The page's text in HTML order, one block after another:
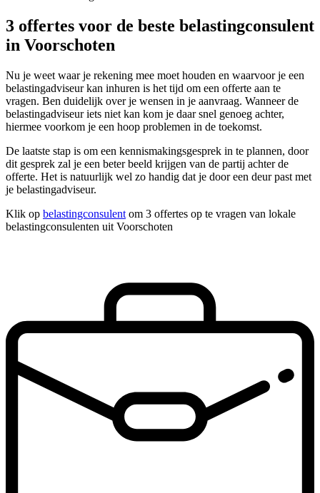
3 offertes voor de beste belastingconsulent
in Voorschoten
Nu je weet waar je rekening mee moet houden en waarvoor je een
belastingadviseur kan inhuren is het tijd om een offerte aan te
vragen. Ben duidelijk over je wensen in je aanvraag. Wanneer de
belastingadviseur iets niet kan kom je daar snel genoeg achter,
hiermee voorkom je een hoop problemen in de toekomst.
De laatste stap is om een kennismakingsgesprek in te plannen, door
dit gesprek zal je een beter beeld krijgen van de partij achter de
offerte. Het is natuurlijk wel zo handig dat je door een deur past met
je belastingadviseur.
Klik op belastingconsulent om 3 offertes op te vragen van lokale
belastingconsulenten uit Voorschoten